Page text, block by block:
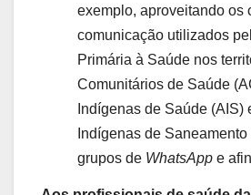
exemplo, aproveitando os
comunicação utilizados
Primária à Saúde nos
Comunitários de Saúde
Indígenas de Saúde (AIS)
Indígenas de
grupos de WhatsApp e